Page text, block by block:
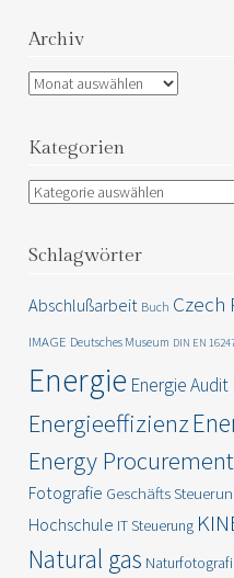
Archiv
Archiv
Kategorien
Kategorien
Schlagwörter
Abschlußarbeit Buch Czech
IMAGE Deutsches Museum DIN EN
Energie Energie Audit
Energieeffizienz
Energy Procurement
Fotografie Geschäfts
Hochschule IT Steuerung
Natural gas